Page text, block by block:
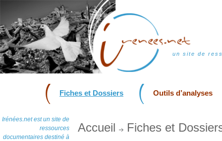
un site de
Fiches et Dossiers Outils d’analyses
Irénées.net est un site de
ressources
documentaires destiné à
Accueil Fiches et